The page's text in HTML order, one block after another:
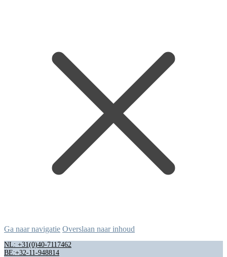
Ga naar navigatie Overslaan naar inhoud
NL: +31(0)40-7117462
BE:+32-11-948814